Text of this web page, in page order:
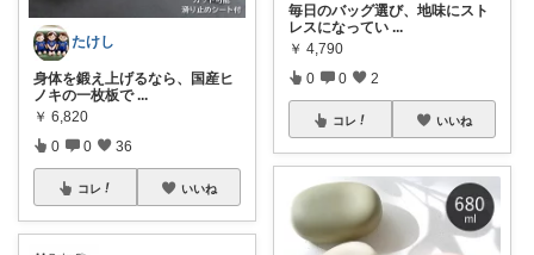
たけし
身体を鍛え上げるなら、国産ヒ
ノキの一枚板で ...
￥ 6,820
0 0 36
コレ いいね
毎日のバッグ選び、地味にスト
レスになってい ...
￥ 4,790
0 0 2
コレ いいね